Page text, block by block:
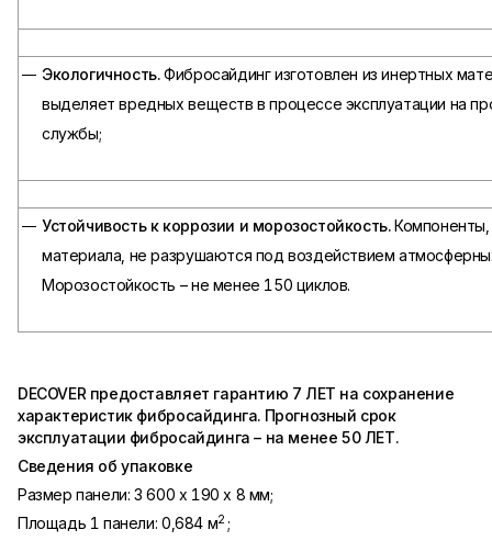
Экологичность.Фибросайдинг изготовлен из инертных
выделяет вредных веществ в процессе эксплуатации на
службы;
Устойчивость к коррозии и морозостойкость.
материала, не разрушаются под воздействием
Морозостойкость – не менее 150 циклов.
DECOVER предоставляет гарантию 7 ЛЕТ на сохранение
характеристик фибросайдинга. Прогнозный срок
эксплуатации фибросайдинга – на менее 50 ЛЕТ.
Сведения об упаковке
Размер панели: 3 600 х 190 х 8 мм;
Площадь 1 панели: 0,684 м2;